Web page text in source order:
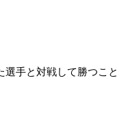
選手と対戦して勝つこと